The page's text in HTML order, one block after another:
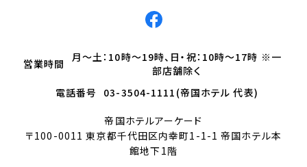
営業時間
月～土：10時～19時、日・祝：10時～17時 ※一
部店舗除く
電話番号
03-3504-1111(帝国ホテル 代表)
帝国ホテルアーケード
〒100-0011 東京都千代田区内幸町1-1-1 帝国ホテル本
館地下1階